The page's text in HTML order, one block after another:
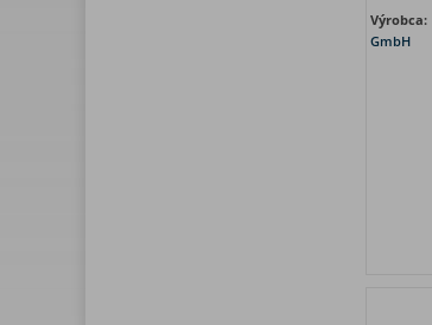
Výrobca:
GmbH